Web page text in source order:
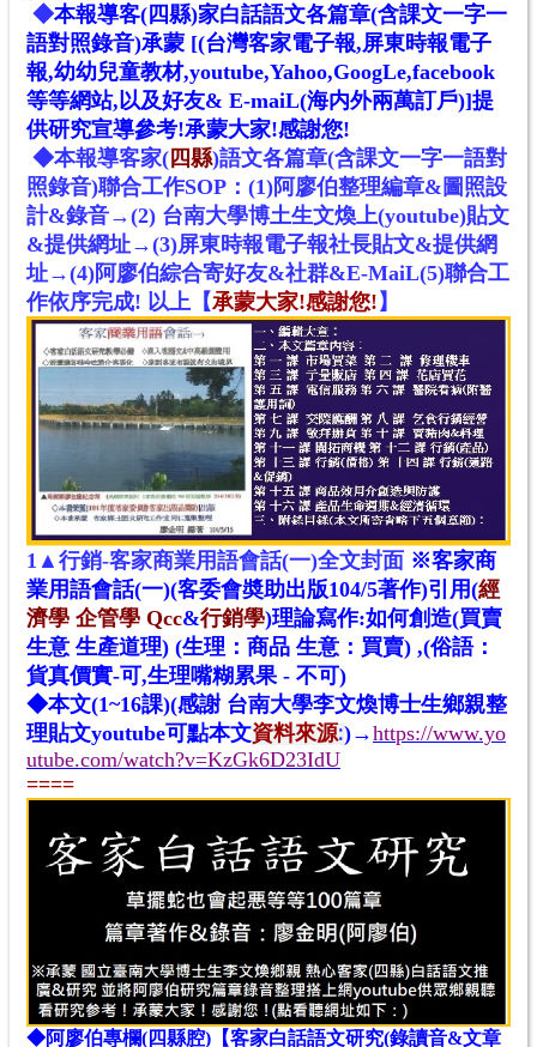
◆本報導客(四縣)家白話語文各篇章(含課文一字一
語對照錄音)承蒙 [(台灣客家電子報,屏東時報電子
報,幼幼兒童教材,youtube,Yahoo,GoogLe,facebook
等等網站, 以及好友& E-maiL(海内外兩萬訂戶)]提
供研究宣導參考!承蒙大家!感謝您!
◆本報導客家( 四縣)語文各篇章(含課文一字一語對
照錄音)聯合工作SOP：(1)阿廖伯整理編章&圖照設
計&錄音→(2) 台南大學博土生文煥上(youtube)貼文
&提供網址→(3)屏東時報電子報社長貼文&提供網
址→(4)阿廖伯綜合寄好友&社群&E-MaiL(5)聯合工
作依序完成! 以上 【承蒙大家!感謝您! 】
1▲ 行銷-客家商業用語會話(一)全文封面 ※客家商
業用語會話(一)(客委會奬助出版104/5著作)引用(經
濟學 企管學 Qcc&行銷學)理論寫作:如何創造(買賣
生意 生產道理) (生理：商品 生意：買賣) ,(俗語：
貨真價實-可,生理嘴糊累果 - 不可)
◆本文(1~16課)(感謝 台南大學李文煥博士生鄉親整
理貼文youtube可點本文資料來源:)→https://www.yo
utube.com/watch?v=KzGk6D23IdU
====
◆阿廖伯專欄(四縣腔)【客家白話語文研究(錄讀音&文章